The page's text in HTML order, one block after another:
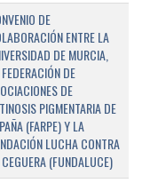
DE
ENTRE LA
DE MURCIA,
DE
DE
PIGMENTARIA DE
(FARPE) Y LA
LUCHA CONTRA
(FUNDALUCE)